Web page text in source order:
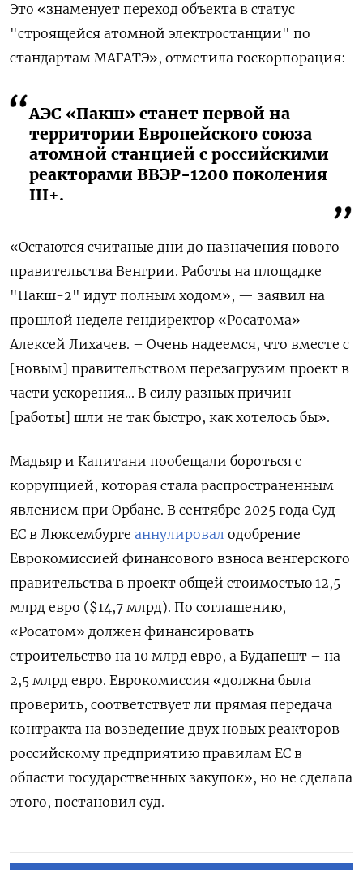
Это «знаменует переход объекта в статус
"строящейся атомной электростанции" по
стандартам МАГАТЭ», отметила госкорпорация:
АЭС «Пакш» станет первой на
территории Европейского союза
атомной станцией с российскими
реакторами ВВЭР-1200 поколения
III+.
«Остаются считаные дни до назначения нового
правительства Венгрии. Работы на площадке
"Пакш-2" идут полным ходом», — заявил на
прошлой неделе гендиректор «Росатома»
Алексей Лихачев. – Очень надеемся, что вместе с
[новым] правительством перезагрузим проект в
части ускорения... В силу разных причин
[работы] шли не так быстро, как хотелось бы».
Мадьяр и Капитани пообещали бороться с
коррупцией, которая стала распространенным
явлением при Орбане. В сентябре 2025 года Суд
ЕС в Люксембурге аннулировал одобрение
Еврокомиссией финансового взноса венгерского
правительства в проект общей стоимостью 12,5
млрд евро ($14,7 млрд). По соглашению,
«Росатом» должен финансировать
строительство на 10 млрд евро, а Будапешт – на
2,5 млрд евро. Еврокомиссия «должна была
проверить, соответствует ли прямая передача
контракта на возведение двух новых реакторов
российскому предприятию правилам ЕС в
области государственных закупок», но не сделала
этого, постановил суд.